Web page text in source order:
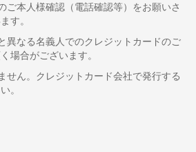
ご本人様確認（電話確認等）をお願いさ
ございます。
異なる名義人でのクレジットカードのご
て頂く場合がございます。
せん。クレジットカード会社で発行する
。